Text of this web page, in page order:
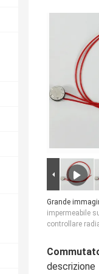
Grande
impermeabile
controllare
descrizione